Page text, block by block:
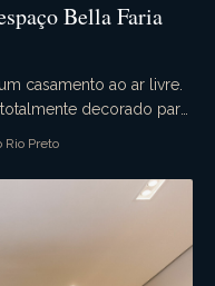
Bella Faria
casamento ao ar livre.
decorado para
Rio Preto